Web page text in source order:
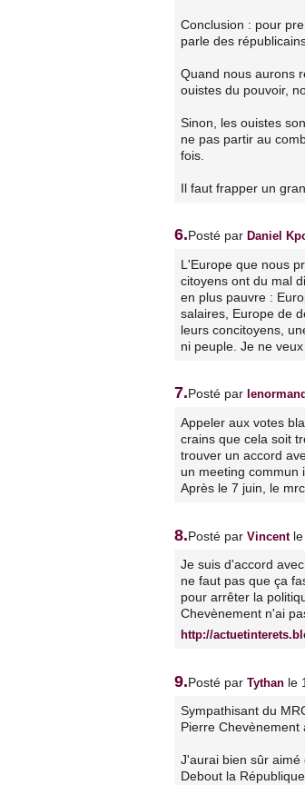
Conclusion : pour
parle des
Quand nous aurons
ouistes du pouvoir,
Sinon, les ouistes
ne pas partir au
fois.
Il faut frapper un
6.Posté par Daniel
L'Europe que nous
citoyens ont du mal
en plus pauvre :
salaires, Europe de
leurs concitoyens,
ni peuple. Je ne
7.Posté par lenormand
Appeler aux votes
crains que cela soit
trouver un accord
un meeting commun
Après le 7 juin, le
8.Posté par Vincent
Je suis d'accord
ne faut pas que ça
pour arrêter la
Chevènement n'ai
http://
9.Posté par Tythan le
Sympathisant du
Pierre Chevènement
J'aurai bien sûr
Debout la